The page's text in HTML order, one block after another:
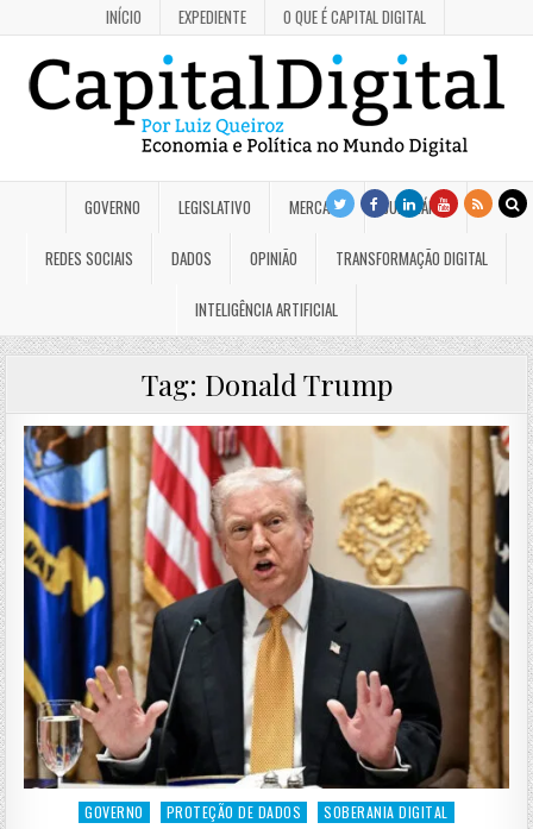
INÍCIO EXPEDIENTE O QUE É CAPITAL DIGITAL
GOVERNO LEGISLATIVO MERCADO JUDICIÁRIO
REDES SOCIAIS DADOS OPINIÃO TRANSFORMAÇÃO DIGITAL
INTELIGÊNCIA ARTIFICIAL
Tag: Donald Trump
Posted
GOVERNO PROTEÇÃO DE DADOS SOBERANIA DIGITAL